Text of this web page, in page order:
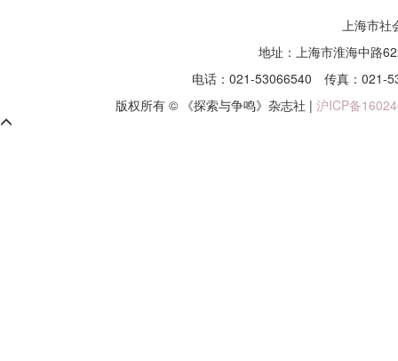
上海市社
地址：上海市淮海中路
电话：021-53066540 传真：
版权所有 © 《探索与争鸣》杂志社 | 沪ICP备